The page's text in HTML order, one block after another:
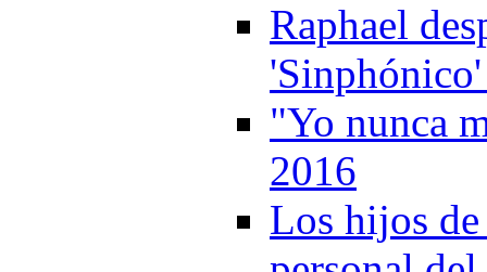
Raphael
"Yo nunca
2016
Los hijos